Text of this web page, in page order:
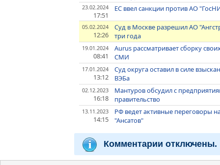
23.02.2024
17:51
ЕС ввел санкции против АО
05.02.2024
12:26
Суд в Москве разрешил АО
три года
19.01.2024
08:41
Aurus рассматривает сборку
СМИ
17.01.2024
13:12
Суд округа оставил в силе
ВЭБа
02.12.2023
16:18
Мантуров обсудил с
правительство
13.11.2023
14:15
РФ ведет активные переговоры
"Ансатов"
Комментарии отключены.